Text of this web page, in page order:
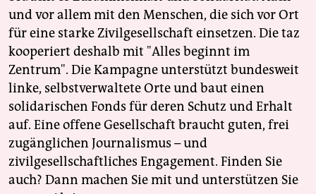
und vor allem mit den Menschen, die sich vor Ort
für eine starke Zivilgesellschaft einsetzen. Die taz
kooperiert deshalb mit "Alles beginnt im
Zentrum". Die Kampagne unterstützt bundesweit
linke, selbstverwaltete Orte und baut einen
solidarischen Fonds für deren Schutz und Erhalt
auf. Eine offene Gesellschaft braucht guten, frei
zugänglichen Journalismus – und
zivilgesellschaftliches Engagement. Finden Sie
auch? Dann machen Sie mit und unterstützen Sie